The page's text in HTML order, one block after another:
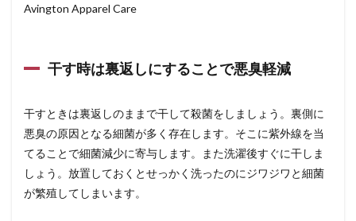
Avington Apparel Care
干す時は裏返しにすることで悪臭軽減
干すときは裏返しのままで干して殺菌をしましょう。裏側に
悪臭の原因となる細菌が多く存在します。そこに紫外線を当
てることで細菌減少に寄与します。また洗濯後すぐに干しま
しょう。放置しておくとせっかく洗ったのにジワジワと細菌
が繁殖してしまいます。